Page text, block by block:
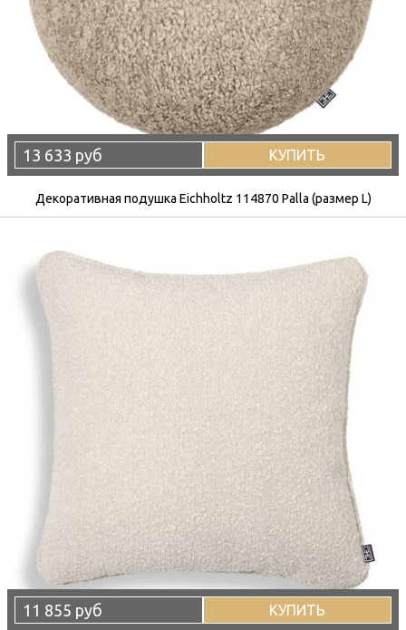
13 633 руб КУПИТЬ
Декоративная подушка Eichholtz 114870 Palla (размер L)
11 855 руб КУПИТЬ